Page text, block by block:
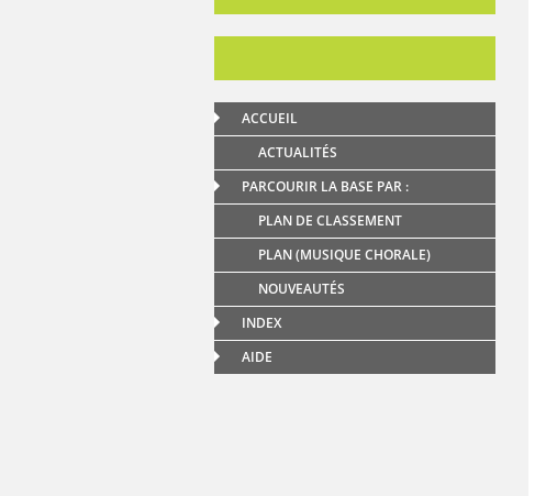
ACCUEIL
ACTUALITÉS
PARCOURIR LA BASE PAR :
PLAN DE CLASSEMENT
PLAN (MUSIQUE CHORALE)
NOUVEAUTÉS
INDEX
AIDE